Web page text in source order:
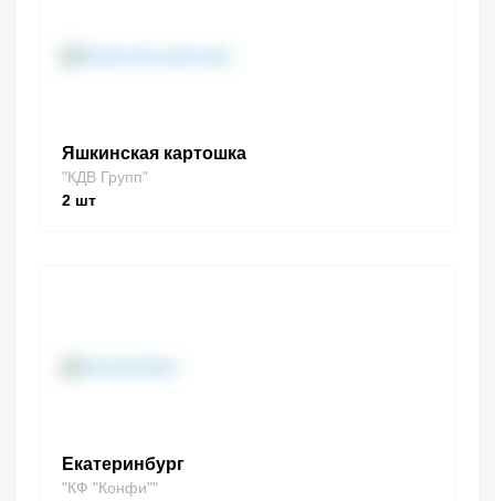
Яшкинская картошка
"КДВ Групп"
2 шт
Екатеринбург
"КФ "Конфи""